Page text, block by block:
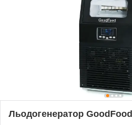
Льодогенератор